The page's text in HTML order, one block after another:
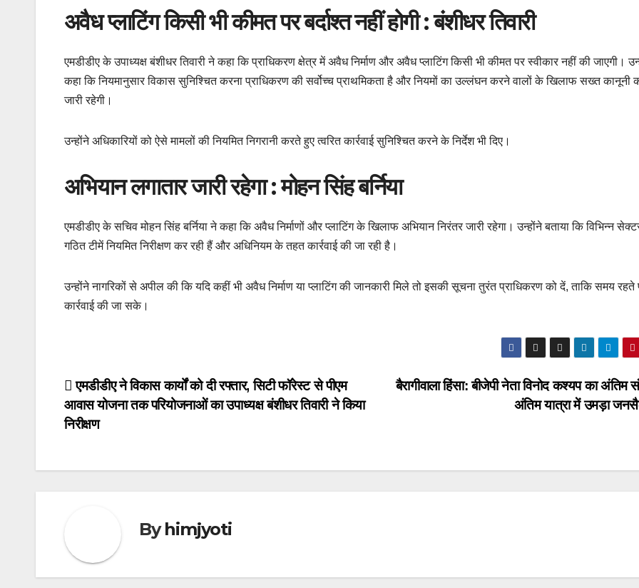
अवैध प्लाटिंग किसी भी कीमत पर बर्दाश्त नहीं होगी : बंशीधर तिवारी
एमडीडीए के उपाध्यक्ष बंशीधर तिवारी ने कहा कि प्राधिकरण क्षेत्र में अवैध निर्माण और अवैध प्लाटिंग किसी भी कीमत पर स्वीकार नहीं की जाएगी।
कहा कि नियमानुसार विकास सुनिश्चित करना प्राधिकरण की सर्वोच्च प्राथमिकता है और नियमों का उल्लंघन करने वालों के खिलाफ सख्त कानूनी
जारी रहेगी।
उन्होंने अधिकारियों को ऐसे मामलों की नियमित निगरानी करते हुए त्वरित कार्रवाई सुनिश्चित करने के निर्देश भी दिए।
अभियान लगातार जारी रहेगा : मोहन सिंह बर्निया
एमडीडीए के सचिव मोहन सिंह बर्निया ने कहा कि अवैध निर्माणों और प्लाटिंग के खिलाफ अभियान निरंतर जारी रहेगा। उन्होंने बताया कि विभिन्न
गठित टीमें नियमित निरीक्षण कर रही हैं और अधिनियम के तहत कार्रवाई की जा रही है।
उन्होंने नागरिकों से अपील की कि यदि कहीं भी अवैध निर्माण या प्लाटिंग की जानकारी मिले तो इसकी सूचना तुरंत प्राधिकरण को दें, ताकि समय रहते
कार्रवाई की जा सके।
Post
navigation
बैरागीवाला हिंसा: बीजेपी नेता विनोद कश्यप का अंतिम
अंतिम यात्रा में उमड़ा
एमडीडीए ने विकास कार्यों को दी रफ्तार, सिटी फॉरेस्ट से पीएम
आवास योजना तक परियोजनाओं का उपाध्यक्ष बंशीधर तिवारी ने किया
निरीक्षण
Byhimjyoti